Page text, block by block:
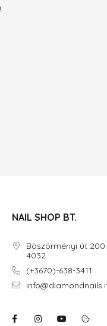
NAIL SHOP BT.
Böszörményi út
4032
(+3670)-638-3411